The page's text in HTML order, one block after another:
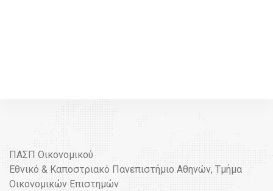
ΠΑΣΠ Οικονομικού
Εθνικό & Καποστριακό Πανεπιστήμιο Αθηνών, Τμήμα
Οικονομικών Επιστημών